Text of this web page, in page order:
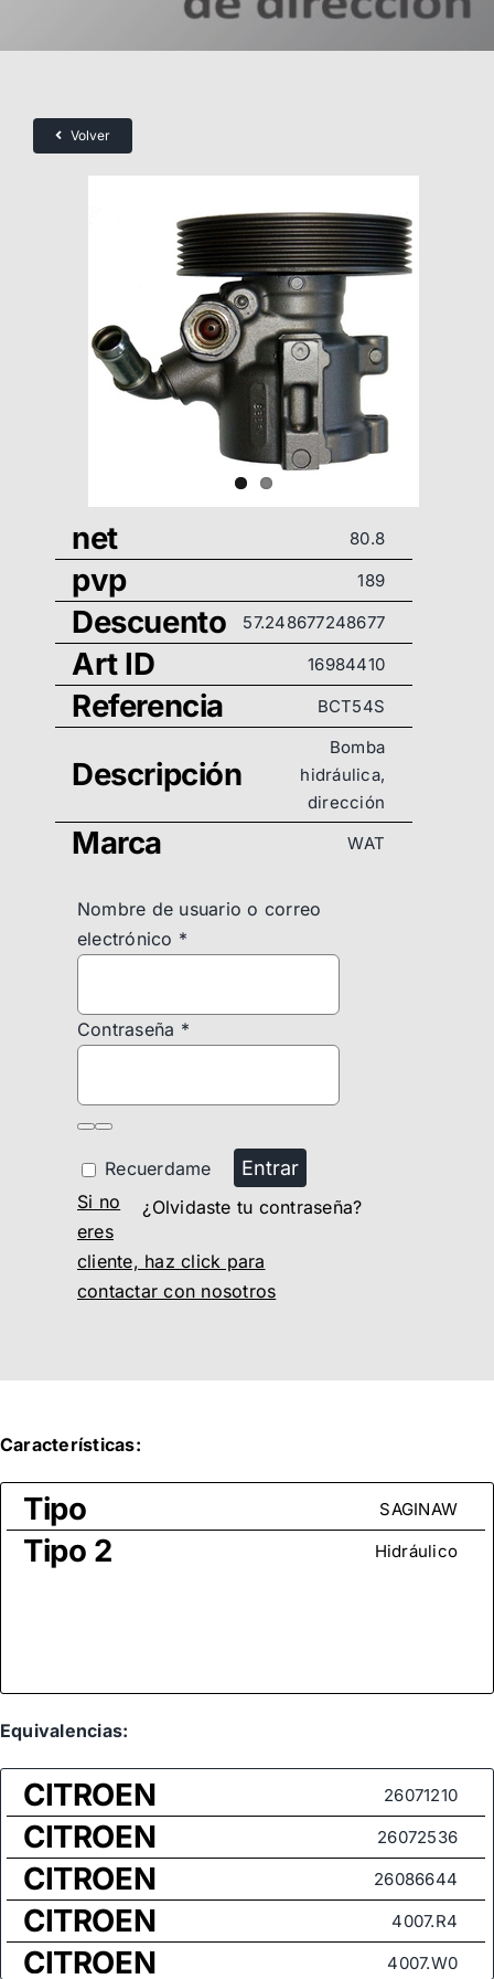
Volver
net 80.8
pvp 189
Descuento 57.248677248677
Art ID 16984410
Referencia BCT54S
Descripción
Bomba
hidráulica,
dirección
Marca WAT
Nombre de usuario o correo
electrónico *
Contraseña *
Recuerdame Entrar
¿Olvidaste tu contraseña?
Si no
eres
cliente, haz click para
contactar con nosotros
Características:
Tipo SAGINAW
Tipo 2 Hidráulico
Equivalencias:
CITROEN 26071210
CITROEN 26072536
CITROEN 26086644
CITROEN 4007.R4
CITROEN 4007.W0